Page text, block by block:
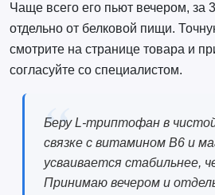
Чаще всего его пьют вечером, за
отдельно от белковой пищи.
смотрите на странице товара и
согласуйте со специалистом.
Беру L-триптофан в
связке с витамином B6 и
усваивается стабильнее,
Принимаю вечером и